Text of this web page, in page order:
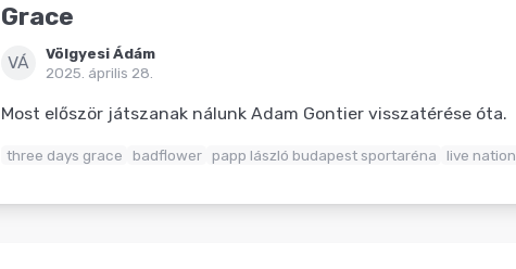
Grace
VÁ
Völgyesi Ádám
2025. április 28.
Most először játszanak nálunk Adam Gontier visszatérése óta.
three days grace badflower papp lászló budapest sportaréna live nation